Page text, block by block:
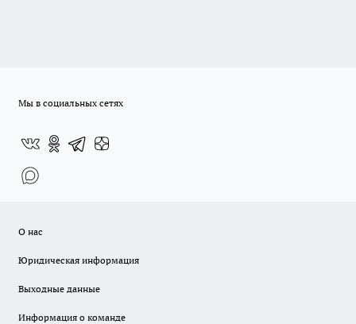
Мы в социальных сетях
О нас
Юридическая информация
Выходные данные
Информация о команде